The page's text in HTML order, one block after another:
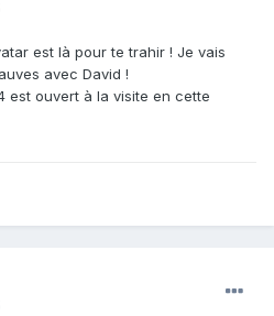
est là pour te trahir ! Je vais
avec David !
est ouvert à la visite en cette